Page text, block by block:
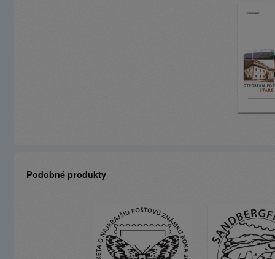
Podobné produkty